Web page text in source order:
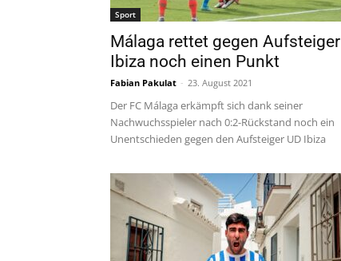
Sport
Málaga rettet gegen Aufsteiger
Ibiza noch einen Punkt
Fabian Pakulat - 23. August 2021
Der FC Málaga erkämpft sich dank seiner
Nachwuchsspieler nach 0:2-Rückstand noch ein
Unentschieden gegen den Aufsteiger UD Ibiza